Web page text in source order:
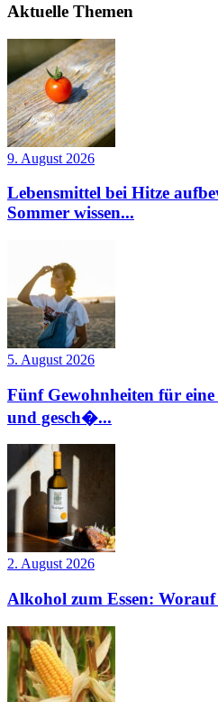
Aktuelle Themen
9. August 2026
Lebensmittel bei Hitze
Sommer wissen...
5. August 2026
Fünf Gewohnheiten für
und gesch�...
2. August 2026
Alkohol zum Essen: